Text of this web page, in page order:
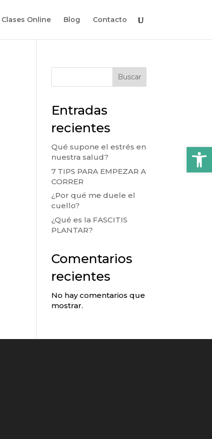
Clases Online Blog Contacto
Buscar
Entradas
recientes
Qué supone el estrés en
nuestra salud?
7 TIPS PARA EMPEZAR A
CORRER
¿Por qué me duele el
cuello?
¿Qué es la FASCITIS
PLANTAR?
Comentarios
recientes
No hay comentarios que
mostrar.